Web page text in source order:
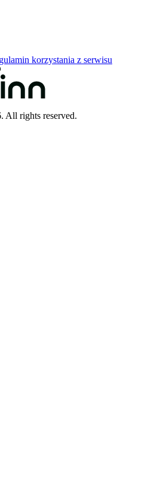
korzystania z serwisu
All rights reserved.